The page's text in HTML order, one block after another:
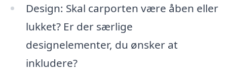
Design: Skal carporten være åben eller
lukket? Er der særlige
designelementer, du ønsker at
inkludere?